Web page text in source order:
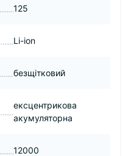
125
Li-ion
безщітковий
ексцентрикова
акумуляторна
12000